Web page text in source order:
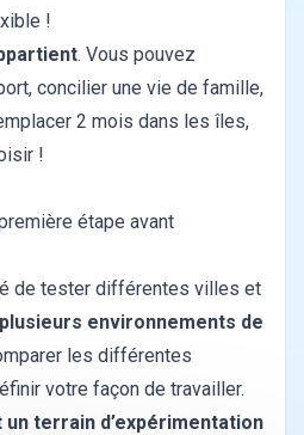
!
. Vous pouvez
concilier une vie de famille,
2 mois dans les îles,
!
étape avant
de tester différentes villes et
environnements de
les différentes
votre façon de travailler.
terrain d’expérimentation